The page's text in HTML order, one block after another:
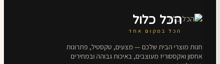
הכל כלול
הכל במקום אחד
חנות מוצרי הבית שלכם — מצעים, טקסטיל, פתרונות
אחסון ואקססוריז מעוצבים, באיכות גבוהה ובמחירים